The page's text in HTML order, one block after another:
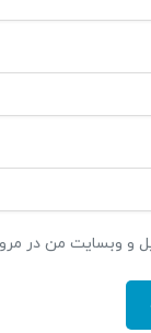
و وبسایت من در